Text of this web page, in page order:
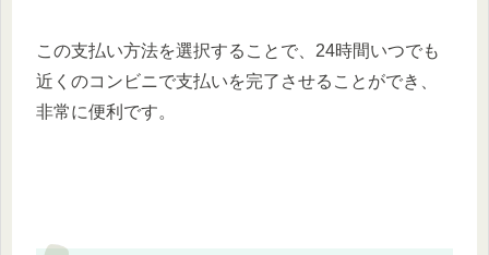
この支払い方法を選択することで、24時間いつでも
近くのコンビニで支払いを完了させることができ、
非常に便利です。